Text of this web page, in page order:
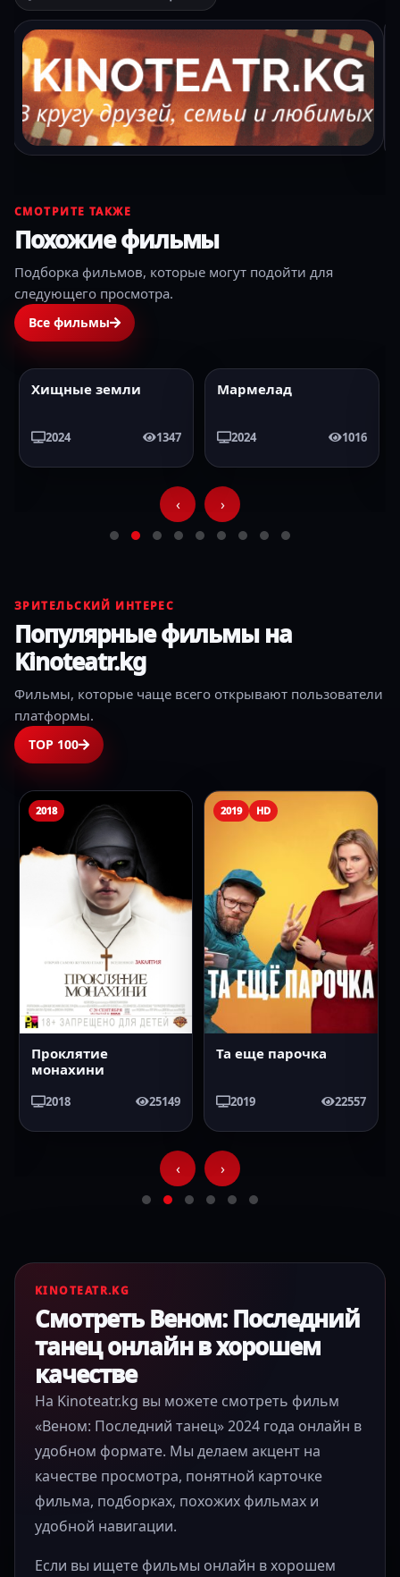
СМОТРИТЕ ТАКЖЕ
Похожие фильмы
Подборка фильмов, которые могут подойти для
следующего просмотра.
Все фильмы
2024 HD
Хищные земли
2024 1347
2024 HD
Мармелад
2024 1016
‹ ›
ЗРИТЕЛЬСКИЙ ИНТЕРЕС
Популярные фильмы на
Kinoteatr.kg
Фильмы, которые чаще всего открывают пользователи
платформы.
TOP 100
2018
Проклятие
монахини
2018 25149
2019 HD
Та еще парочка
2019 22557
‹ ›
KINOTEATR.KG
Смотреть Веном: Последний
танец онлайн в хорошем
качестве
На Kinoteatr.kg вы можете смотреть фильм
«Веном: Последний танец» 2024 года онлайн в
удобном формате. Мы делаем акцент на
качестве просмотра, понятной карточке
фильма, подборках, похожих фильмах и
удобной навигации.
Если вы ищете фильмы онлайн в хорошем